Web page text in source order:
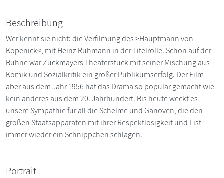
Beschreibung
Wer kennt sie nicht: die Verfilmung des >Hauptmann von
Köpenick<, mit Heinz Rühmann in der Titelrolle. Schon auf der
Bühne war Zuckmayers Theaterstück mit seiner Mischung aus
Komik und Sozialkritik ein großer Publikumserfolg. Der Film
aber aus dem Jahr 1956 hat das Drama so populär gemacht wie
kein anderes aus dem 20. Jahrhundert. Bis heute weckt es
unsere Sympathie für all die Schelme und Ganoven, die den
großen Staatsapparaten mit ihrer Respektlosigkeit und List
immer wieder ein Schnippchen schlagen.
Portrait